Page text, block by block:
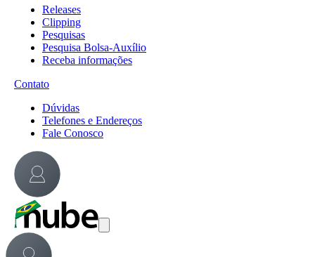
Releases
Clipping
Pesquisas
Pesquisa Bolsa-Auxílio
Receba informações
Contato
Dúvidas
Telefones e Endereços
Fale Conosco